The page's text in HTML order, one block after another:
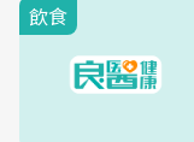
飲食